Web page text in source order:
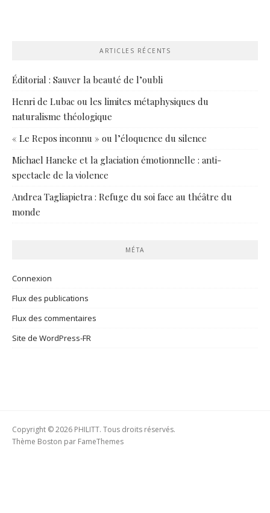
ARTICLES RÉCENTS
Éditorial : Sauver la beauté de l’oubli
Henri de Lubac ou les limites métaphysiques du
naturalisme théologique
« Le Repos inconnu » ou l’éloquence du silence
Michael Haneke et la glaciation émotionnelle : anti-
spectacle de la violence
Andrea Tagliapietra : Refuge du soi face au théâtre du
monde
MÉTA
Connexion
Flux des publications
Flux des commentaires
Site de WordPress-FR
Copyright © 2026 PHILITT. Tous droits réservés.
Thème Boston par FameThemes